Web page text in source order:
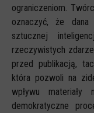
ograniczeniom.
oznaczyć, że
sztucznej
rzeczywistych
przed publikacją,
która pozwoli na
wpływu
demokratyczne